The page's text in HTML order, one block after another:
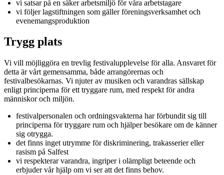
vi satsar på en säker arbetsmiljö för våra arbetstagare
vi följer lagstiftningen som gäller föreningsverksamhet och
evenemangsproduktion
Trygg plats
Vi vill möjliggöra en trevlig festivalupplevelse för alla. Ansvaret för
detta är vårt gemensamma, både arrangörernas och
festivalbesökarnas. Vi njuter av musiken och varandras sällskap
enligt principerna för ett tryggare rum, med respekt för andra
människor och miljön.
festivalpersonalen och ordningsvakterna har förbundit sig till
principerna för tryggare rum och hjälper besökare om de känner
sig otrygga.
det finns inget utrymme för diskriminering, trakasserier eller
rasism på Salfest
vi respekterar varandra, ingriper i olämpligt beteende och
erbjuder vår hjälp om vi ser att det finns behov.